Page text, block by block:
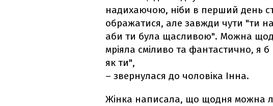
надихаючою, ніби в перший день
ображатися, але завжди чути "ти
аби ти була щасливою". Можна
мріяла сміливо та фантастично, я
як ти",
– звернулася до чоловіка Інна.
Жінка написала, що щодня можна